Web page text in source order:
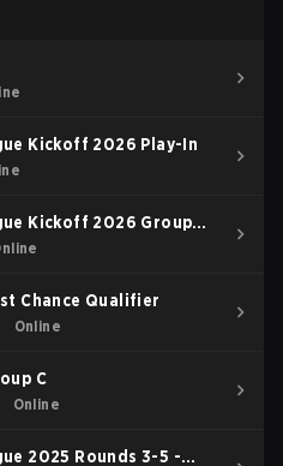
Kickoff 2026 Play-In
Kickoff 2026 Group
Chance Qualifier
Online
C
Online
2025 Rounds 3-5 -